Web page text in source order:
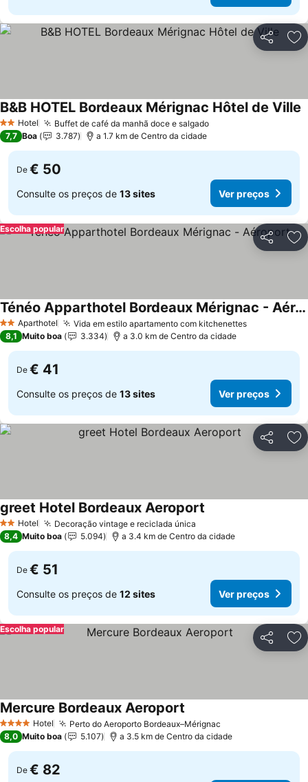
Partilhar
2 Estrelas
Hotel Buffet de café da manhã doce e salgado
B&B HOTEL Bordeaux Mérignac Hôtel de Ville
7,7 Boa 3.787 a 1.7 km de Centro da cidade
De € 50
Consulte os preços de 13 sites Ver preços
Partilhar
Escolha popular
2 EstrelasAparthotel Vida em estilo apartamento com kitchenettes
Ténéo Apparthotel Bordeaux Mérignac - Aéroport
8,1 Muito boa 3.334 a 3.0 km de Centro da cidade
De € 41
Consulte os preços de 13 sites Ver preços
Partilhar
2 Estrelas
Hotel Decoração vintage e reciclada única
greet Hotel Bordeaux Aeroport
8,4 Muito boa 5.094 a 3.4 km de Centro da cidade
De € 51
Consulte os preços de 12 sites Ver preços
Partilhar
Escolha popular
4 EstrelasHotel Perto do Aeroporto Bordeaux–Mérignac
Mercure Bordeaux Aeroport
8,0 Muito boa 5.107 a 3.5 km de Centro da cidade
De € 82